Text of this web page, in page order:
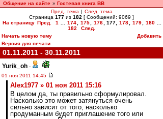
Общение на сайте » Гостевая книга ВВ
Пред. тема | След. тема
Страница 177 из 182 [ Сообщений: 9069 ]
На страницу Пред. 1 174 175 176 177, 178 179 180
182
След.
Начать новую тему
Добавить
Версия для печати
01.11.2011 - 30.11.2011
Yurik_oh -
01 ноя 2011 14:45
Alex1977 » 01 ноя 2011 15:16
В целом да, ты правильно сформулировал.
Насколько это может затянуться очень
сильно зависит от того, насколько
продуманным будет приглашение того или